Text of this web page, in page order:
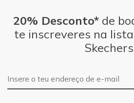
20% Desconto*de
te inscreveres na
Skechers
Endereço de e-mail